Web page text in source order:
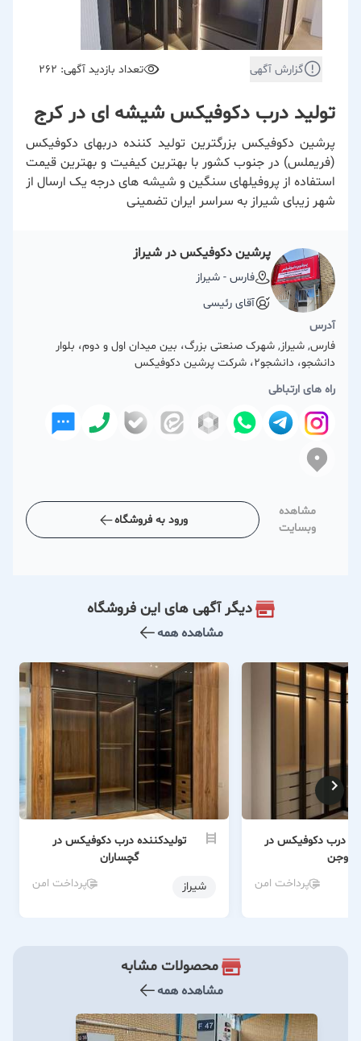
گزارش آگهی تعداد بازدید آگهی: 262
تولید درب دکوفیکس شیشه ای در کرج
پرشین دکوفیکس بزرگترین تولید کننده دربهای دکوفیکس
(فریملس) در جنوب کشور با بهترین کیفیت و بهترین قیمت
استفاده از پروفیلهای سنگین و شیشه های درجه یک ارسال از
شهر زیبای شیراز به سراسر ایران تضمینی
پرشین دکوفیکس در شیراز
فارس - شیراز
آقای رئیسی
آدرس
فارس, شیراز, شهرک صنعتی بزرگ، بین میدان اول و دوم، بلوار
دانشجو، دانشجو۲، شرکت پرشین دکوفیکس
راه های ارتباطی
مشاهده
وبسایت
ورود به فروشگاه
دیگر آگهی های این فروشگاه
مشاهده همه
درب دکوفیکس در
بروجن
پرداخت امن
تولیدکننده درب دکوفیکس در
گچساران
شیراز
پرداخت امن
محصولات مشابه
مشاهده همه